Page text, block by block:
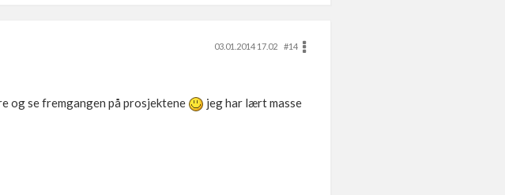
03.01.2014 17.02
#14
og se fremgangen på prosjektene
jeg har lært masse